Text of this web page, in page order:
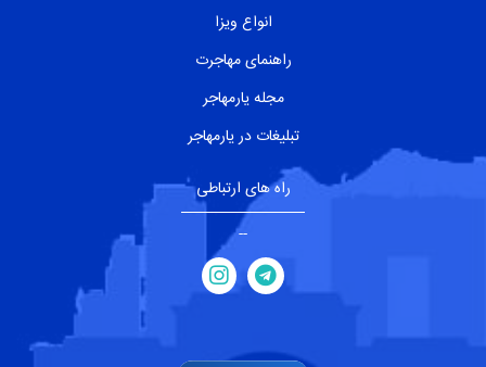
انواع ویزا
راهنمای مهاجرت
مجله یارمهاجر
تبلیغات در یارمهاجر
راه های ارتباطی
--